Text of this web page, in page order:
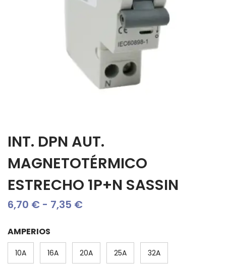
INT. DPN AUT.
MAGNETOTÉRMICO
ESTRECHO 1P+N SASSIN
6,70 € - 7,35 €Rango
precios:
desde
AMPERIOS
10A 16A 20A 25A 32A